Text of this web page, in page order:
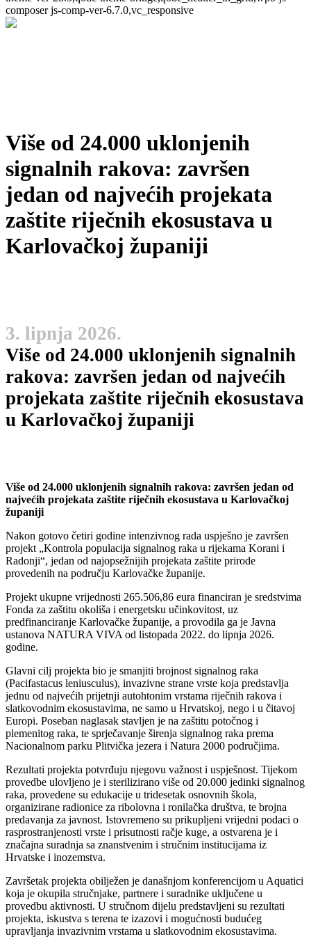
composer js-comp-ver-6.7.0,vc_responsive
Više od 24.000 uklonjenih
signalnih rakova: završen
jedan od najvećih projekata
zaštite riječnih ekosustava u
Karlovačkoj županiji
3. lipnja 2026.
Više od 24.000 uklonjenih signalnih
rakova: završen jedan od najvećih
projekata zaštite riječnih ekosustava
u Karlovačkoj županiji
Više od 24.000 uklonjenih signalnih rakova: završen jedan od
najvećih projekata zaštite riječnih ekosustava u Karlovačkoj
županiji
Nakon gotovo četiri godine intenzivnog rada uspješno je završen
projekt „Kontrola populacija signalnog raka u rijekama Korani i
Radonji“, jedan od najopsežnijih projekata zaštite prirode
provedenih na području Karlovačke županije.
Projekt ukupne vrijednosti 265.506,86 eura financiran je sredstvima
Fonda za zaštitu okoliša i energetsku učinkovitost, uz
predfinanciranje Karlovačke županije, a provodila ga je Javna
ustanova NATURA VIVA od listopada 2022. do lipnja 2026.
godine.
Glavni cilj projekta bio je smanjiti brojnost signalnog raka
(Pacifastacus leniusculus), invazivne strane vrste koja predstavlja
jednu od najvećih prijetnji autohtonim vrstama riječnih rakova i
slatkovodnim ekosustavima, ne samo u Hrvatskoj, nego i u čitavoj
Europi. Poseban naglasak stavljen je na zaštitu potočnog i
plemenitog raka, te sprječavanje širenja signalnog raka prema
Nacionalnom parku Plitvička jezera i Natura 2000 područjima.
Rezultati projekta potvrđuju njegovu važnost i uspješnost. Tijekom
provedbe ulovljeno je i sterilizirano više od 20.000 jedinki signalnog
raka, provedene su edukacije u tridesetak osnovnih škola,
organizirane radionice za ribolovna i ronilačka društva, te brojna
predavanja za javnost. Istovremeno su prikupljeni vrijedni podaci o
rasprostranjenosti vrste i prisutnosti račje kuge, a ostvarena je i
značajna suradnja sa znanstvenim i stručnim institucijama iz
Hrvatske i inozemstva.
Završetak projekta obilježen je današnjom konferencijom u Aquatici
koja je okupila stručnjake, partnere i suradnike uključene u
provedbu aktivnosti. U stručnom dijelu predstavljeni su rezultati
projekta, iskustva s terena te izazovi i mogućnosti budućeg
upravljanja invazivnim vrstama u slatkovodnim ekosustavima.